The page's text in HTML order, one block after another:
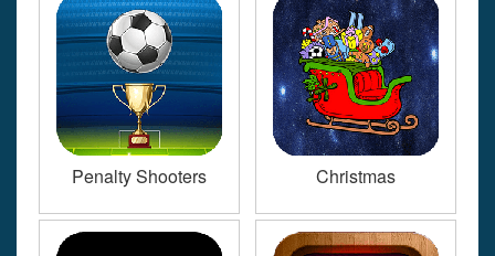
Penalty Shooters Christmas